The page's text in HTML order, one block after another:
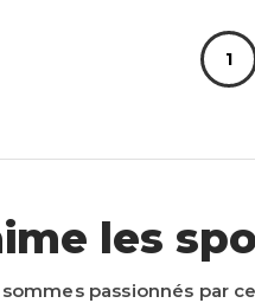
1
les
passionnés par